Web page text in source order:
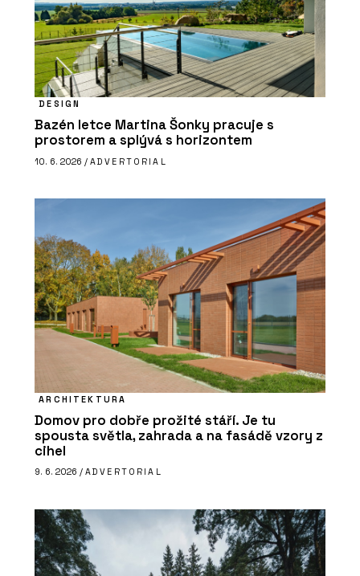
DESIGN
Bazén letce Martina Šonky pracuje s
prostorem a splývá s horizontem
10. 6. 2026 / ADVERTORIAL
ARCHITEKTURA
Domov pro dobře prožité stáří. Je tu
spousta světla, zahrada a na fasádě vzory z
cihel
9. 6. 2026 / ADVERTORIAL